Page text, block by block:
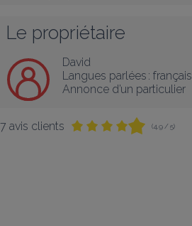
Le propriétaire
David
Langues parlées : français
Annonce d’un particulier
7 avis clients (4,9 / 5)